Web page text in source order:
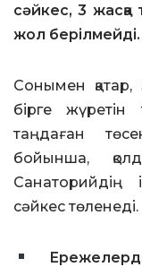
сәйкес, 3
жол берілмейді.
Сонымен
бірге жүретін
таңдаған
бойынша,
Санаторийдің
сәйкес төленеді.